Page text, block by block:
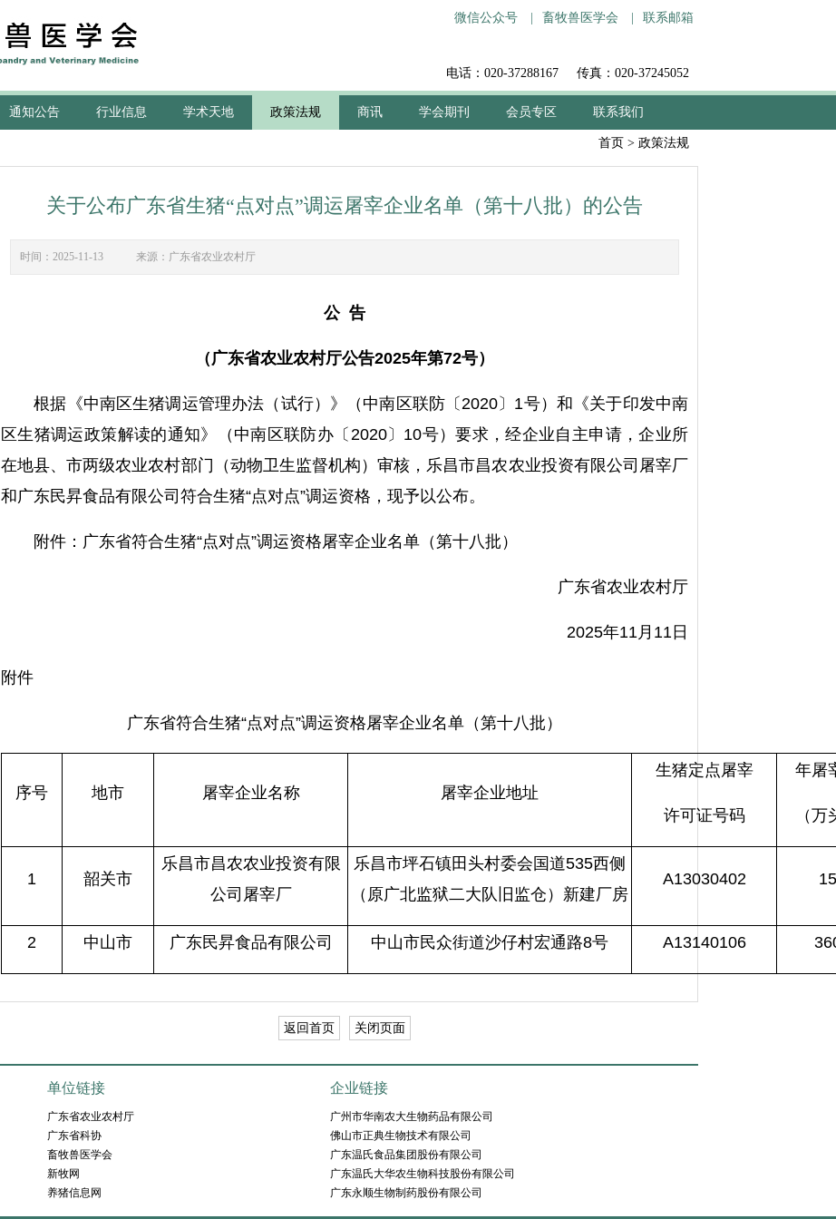
微信公众号 畜牧兽医学会 联系邮箱
电话：020-37288167 传真：020-37245052
通知公告 行业信息 学术天地 政策法规 商讯 学会期刊 会员专区 联系我们
首页 > 政策法规
关于公布广东省生猪“点对点”调运屠宰企业名单（第十八批）的公告
时间：2025-11-13 来源：广东省农业农村厅
公 告
（广东省农业农村厅公告2025年第72号）
根据《中南区生猪调运管理办法（试行）》（中南区联防〔2020〕1号）和《关于印发中南
区生猪调运政策解读的通知》（中南区联防办〔2020〕10号）要求，经企业自主申请，企业所
在地县、市两级农业农村部门（动物卫生监督机构）审核，乐昌市昌农农业投资有限公司屠宰厂
和广东民昇食品有限公司符合生猪“点对点”调运资格，现予以公布。
附件：广东省符合生猪“点对点”调运资格屠宰企业名单（第十八批）
广东省农业农村厅
2025年11月11日
附件
广东省符合生猪“点对点”调运资格屠宰企业名单（第十八批）
序号 地市 屠宰企业名称 屠宰企业地址
生猪定点屠宰
许可证号码
年屠
（万
1 韶关市
乐昌市昌农农业投资有限
公司屠宰厂
乐昌市坪石镇田头村委会国道535西侧
（原广北监狱二大队旧监仓）新建厂房
A13030402 15
2 中山市 广东民昇食品有限公司 中山市民众街道沙仔村宏通路8号 A13140106
返回首页 关闭页面
单位链接
广东省农业农村厅
广东省科协
畜牧兽医学会
新牧网
养猪信息网
企业链接
广州市华南农大生物药品有限公司
佛山市正典生物技术有限公司
广东温氏食品集团股份有限公司
广东温氏大华农生物科技股份有限公司
广东永顺生物制药股份有限公司